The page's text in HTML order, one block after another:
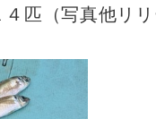
匹（写真他リ